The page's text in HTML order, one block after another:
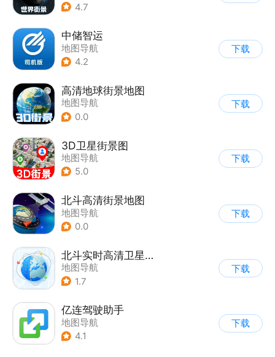
4.7
中储智运
地图导航
4.2
下载
高清地球街景地图
地图导航
0.0
下载
3D卫星街景图
地图导航
5.0
下载
北斗高清街景地图
地图导航
0.0
下载
北斗实时高清卫星地图
地图导航
1.7
下载
亿连驾驶助手
地图导航
4.1
下载